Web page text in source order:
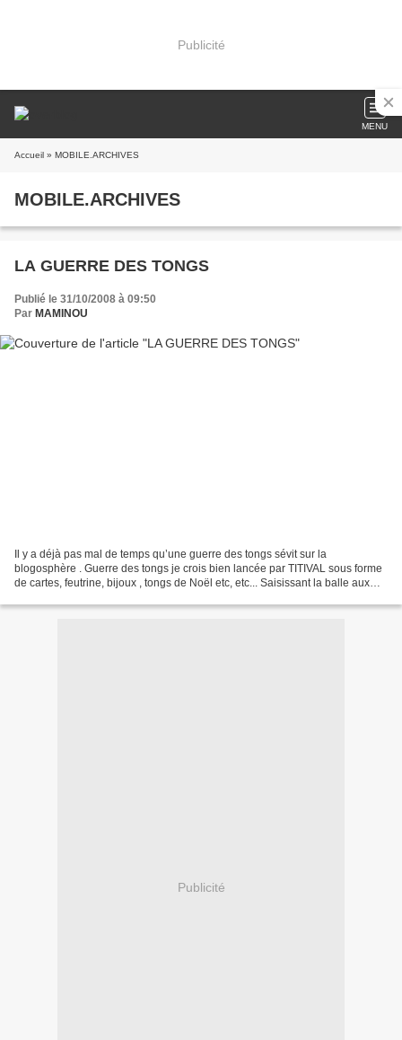
Publicité
MENU
Accueil » MOBILE.ARCHIVES
MOBILE.ARCHIVES
LA GUERRE DES TONGS
Publié le 31/10/2008 à 09:50
Par MAMINOU
Il y a déjà pas mal de temps qu’une guerre des tongs sévit sur la
blogosphère . Guerre des tongs je crois bien lancée par TITIVAL sous forme
de cartes, feutrine, bijoux , tongs de Noël etc, etc... Saisissant la balle aux
Publicité